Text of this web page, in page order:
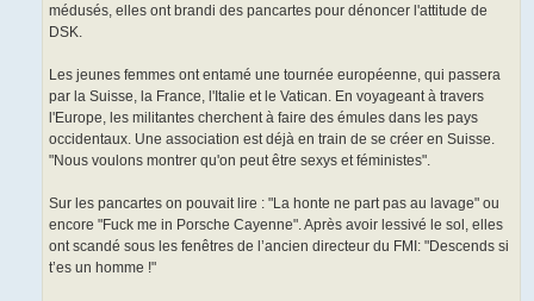
médusés, elles ont brandi des pancartes pour dénoncer l'attitude de
DSK.
Les jeunes femmes ont entamé une tournée européenne, qui passera
par la Suisse, la France, l'Italie et le Vatican. En voyageant à travers
l'Europe, les militantes cherchent à faire des émules dans les pays
occidentaux. Une association est déjà en train de se créer en Suisse.
"Nous voulons montrer qu'on peut être sexys et féministes".
Sur les pancartes on pouvait lire : "La honte ne part pas au lavage" ou
encore "Fuck me in Porsche Cayenne". Après avoir lessivé le sol, elles
ont scandé sous les fenêtres de l’ancien directeur du FMI: "Descends si
t’es un homme !"